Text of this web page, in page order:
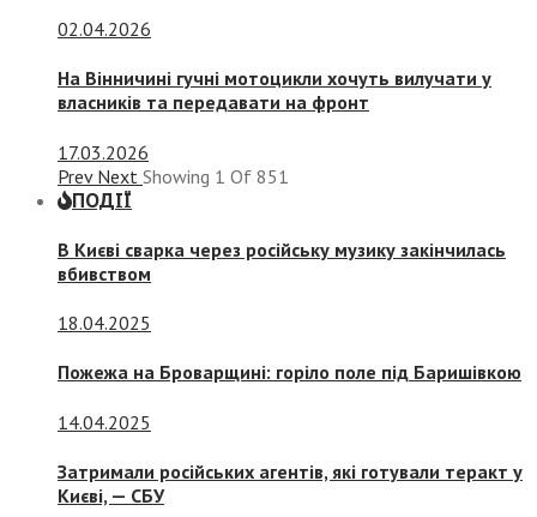
02.04.2026
На Вінничині гучні мотоцикли хочуть вилучати у
власників та передавати на фронт
17.03.2026
Prev Next Showing 1 Of 851
ПОДІЇ
В Києві сварка через російську музику закінчилась
вбивством
18.04.2025
Пожежа на Броварщині: горіло поле під Баришівкою
14.04.2025
Затримали російських агентів, які готували теракт у
Києві, — СБУ